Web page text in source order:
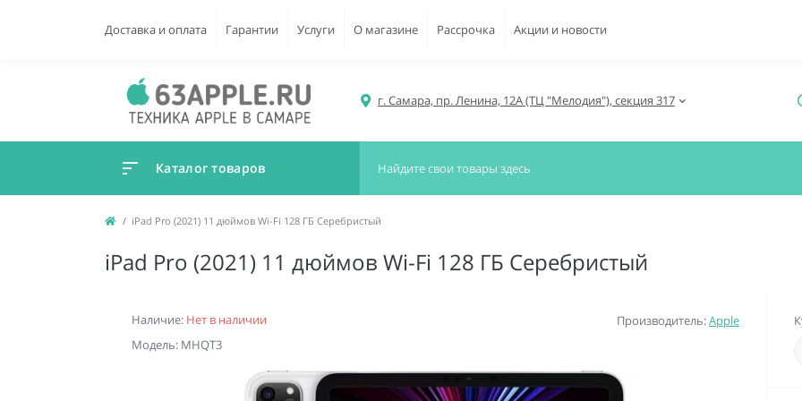
Доставка и оплата Гарантии Услуги О магазине Рассрочка Акции и новости
г. Самара, пр. Ленина, 12А (ТЦ "Мелодия"), секция 317
Каталог товаров
iPad Pro (2021) 11 дюймов Wi-Fi 128 ГБ Серебристый
iPad Pro (2021) 11 дюймов Wi-Fi 128 ГБ Серебристый
Наличие: Нет в наличии
Модель: MHQT3
Производитель:Apple